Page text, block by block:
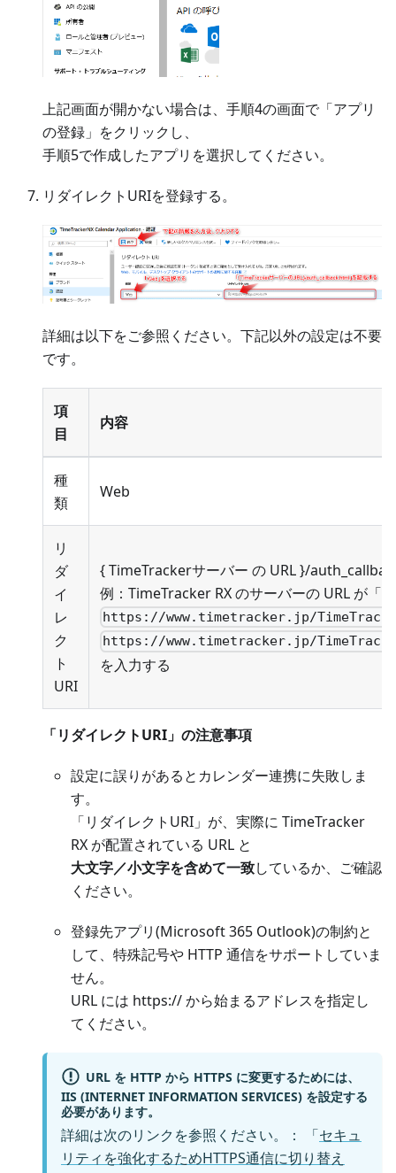
上記画面が開かない場合は、手順4の画面で「アプリ
の登録」をクリックし、
手順5で作成したアプリを選択してください。
リダイレクトURIを登録する。
詳細は以下をご参照ください。下記以外の設定は不要
です。
項
目
内容
種
類
Web
リ
ダ
イ
レ
ク
ト
URI
{ TimeTrackerサーバー の URL }/
例：TimeTracker RX のサーバーの URL が「
https://www.timetracker.jp/
https://www.timetracker.jp/
を入力する
「リダイレクトURI」の注意事項
設定に誤りがあるとカレンダー連携に失敗しま
す。
「リダイレクトURI」が、実際に TimeTracker
RX が配置されている URL と
大文字／小文字を含めて一致しているか、ご確認
ください。
登録先アプリ(Microsoft 365 Outlook)の制約と
して、特殊記号や HTTP 通信をサポートしていま
せん。
URL には https:// から始まるアドレスを指定し
てください。
URL を HTTP から HTTPS に変更するためには、
IIS (INTERNET INFORMATION SERVICES) を設定する
必要があります。
詳細は次のリンクを参照ください。： 「セキュ
リティを強化するためHTTPS通信に切り替え